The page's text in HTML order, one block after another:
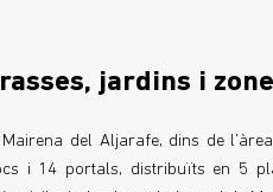
jardins i
del Aljarafe, dins de
i 14 portals, distribuïts en 5